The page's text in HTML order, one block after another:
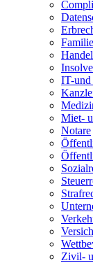
IT-und
Miet-
Notare
Zivil-